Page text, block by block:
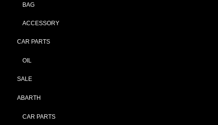
BAG
ACCESSORY
CAR PARTS
OIL
SALE
ABARTH
CAR PARTS